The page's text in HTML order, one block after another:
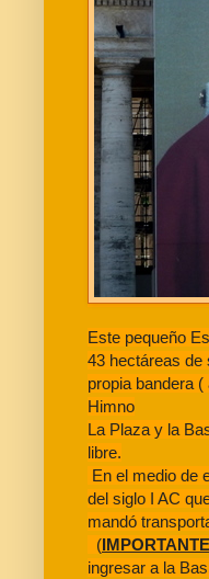
Este pequeño
43 hectáreas de
propia bandera
Himno
La Plaza y la
libre.
En el medio de
del siglo I AC
mandó
(IMPORTANTE
ingresar a la